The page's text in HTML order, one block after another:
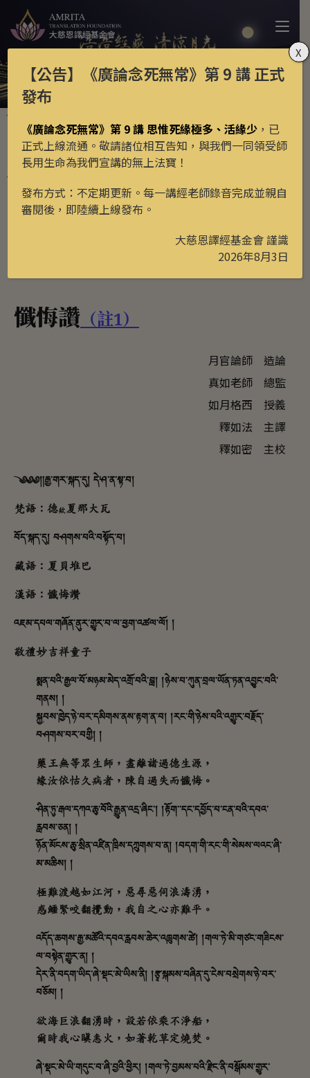
懺悔讚
更新日期: 2026年4月22日
學習次數:
【公告】 《廣論念死無常》第 9 講正式
發布
《廣論念死無常》第 9 講 思惟死緣極多、活緣少 ，已
正式上線流通。敬請諸位相互告知，與我們一同領受師
長用生命為我們宣講的無上法寶！
發布方式：不定期更新。每一講經老師錄音完成並親自
審閱後，即陸續上線發布。
大慈恩譯經基金會 謹識
2026年8月3日
X